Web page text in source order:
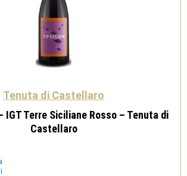
Tenuta di Castellaro
IGT Terre Siciliane Rosso – Tenuta di
Castellaro